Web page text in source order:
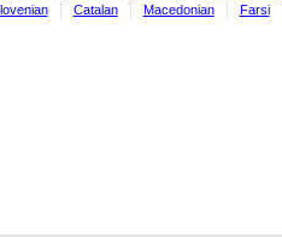
Catalan Macedonian Farsi